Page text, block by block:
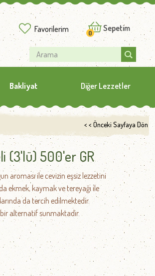
Sepetim
0
Favorilerim
Bakliyat Diğer Lezzetler
< < Önceki Sayfaya Dön
(3'lü) 500'er GR
aroması ile cevizin eşsiz lezzetini
ekmek, kaymak ve tereyağı ile
da tercih edilmektedir.
alternatif sunmaktadır.